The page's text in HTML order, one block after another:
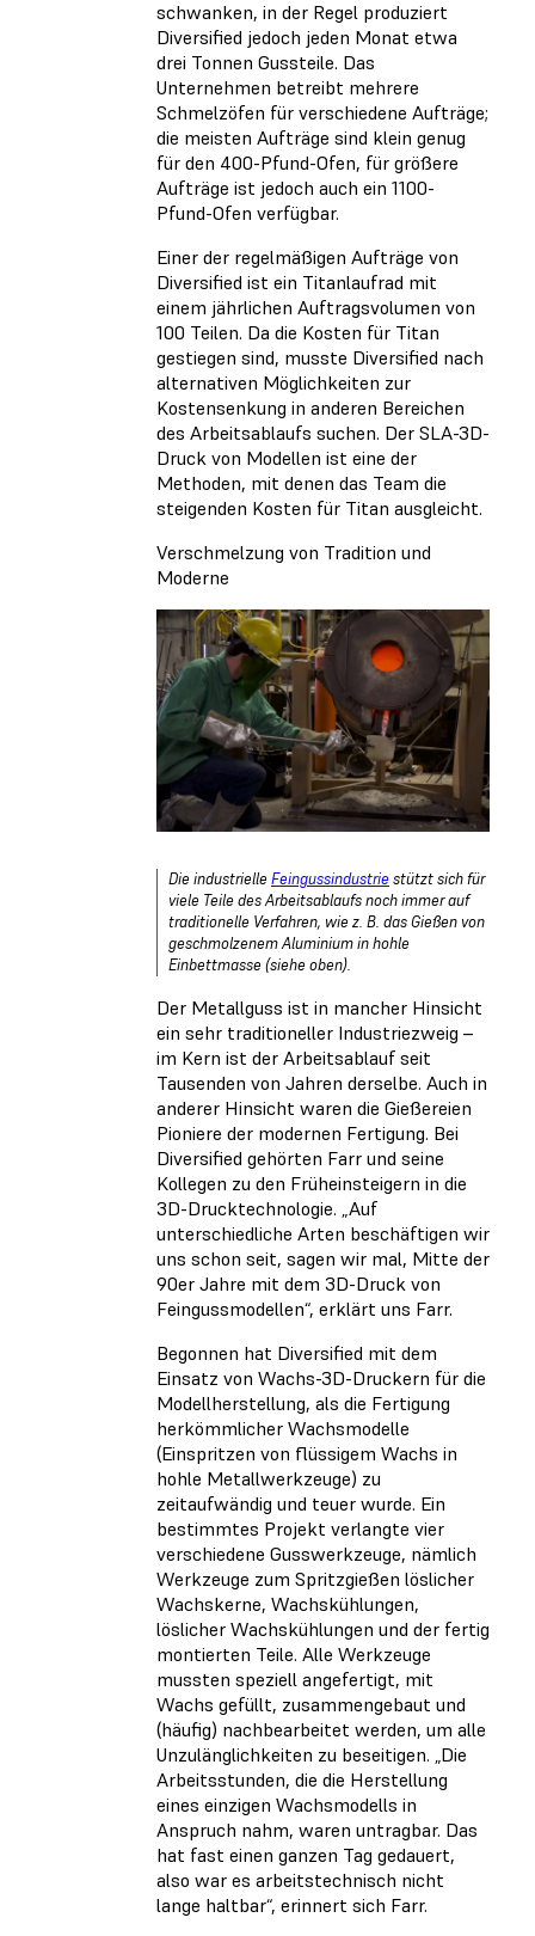
schwanken, in der Regel produziert
Diversified jedoch jeden Monat etwa
drei Tonnen Gussteile. Das
Unternehmen betreibt mehrere
Schmelzöfen für verschiedene Aufträge;
die meisten Aufträge sind klein genug
für den 400-Pfund-Ofen, für größere
Aufträge ist jedoch auch ein 1100-
Pfund-Ofen verfügbar.
Einer der regelmäßigen Aufträge von
Diversified ist ein Titanlaufrad mit
einem jährlichen Auftragsvolumen von
100 Teilen. Da die Kosten für Titan
gestiegen sind, musste Diversified nach
alternativen Möglichkeiten zur
Kostensenkung in anderen Bereichen
des Arbeitsablaufs suchen. Der SLA-3D-
Druck von Modellen ist eine der
Methoden, mit denen das Team die
steigenden Kosten für Titan ausgleicht.
Verschmelzung von Tradition und
Moderne
Die industrielleFeingussindustriestützt sich für
viele Teile des Arbeitsablaufs noch immer auf
traditionelle Verfahren, wie z. B. das Gießen von
geschmolzenem Aluminium in hohle
Einbettmasse (siehe oben).
Der Metallguss ist in mancher Hinsicht
ein sehr traditioneller Industriezweig –
im Kern ist der Arbeitsablauf seit
Tausenden von Jahren derselbe. Auch in
anderer Hinsicht waren die Gießereien
Pioniere der modernen Fertigung. Bei
Diversified gehörten Farr und seine
Kollegen zu den Früheinsteigern in die
3D-Drucktechnologie. „Auf
unterschiedliche Arten beschäftigen wir
uns schon seit, sagen wir mal, Mitte der
90er Jahre mit dem 3D-Druck von
Feingussmodellen“, erklärt uns Farr.
Begonnen hat Diversified mit dem
Einsatz von Wachs-3D-Druckern für die
Modellherstellung, als die Fertigung
herkömmlicher Wachsmodelle
(Einspritzen von flüssigem Wachs in
hohle Metallwerkzeuge) zu
zeitaufwändig und teuer wurde. Ein
bestimmtes Projekt verlangte vier
verschiedene Gusswerkzeuge, nämlich
Werkzeuge zum Spritzgießen löslicher
Wachskerne, Wachskühlungen,
löslicher Wachskühlungen und der fertig
montierten Teile. Alle Werkzeuge
mussten speziell angefertigt, mit
Wachs gefüllt, zusammengebaut und
(häufig) nachbearbeitet werden, um alle
Unzulänglichkeiten zu beseitigen. „Die
Arbeitsstunden, die die Herstellung
eines einzigen Wachsmodells in
Anspruch nahm, waren untragbar. Das
hat fast einen ganzen Tag gedauert,
also war es arbeitstechnisch nicht
lange haltbar“, erinnert sich Farr.